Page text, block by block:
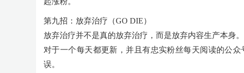
第九招：放弃治疗（GO DIE）
放弃治疗并不是真的放弃治疗，而是放弃内容生产本身。
对于一个每天都更新，并且有忠实粉丝每天阅读的公
误。